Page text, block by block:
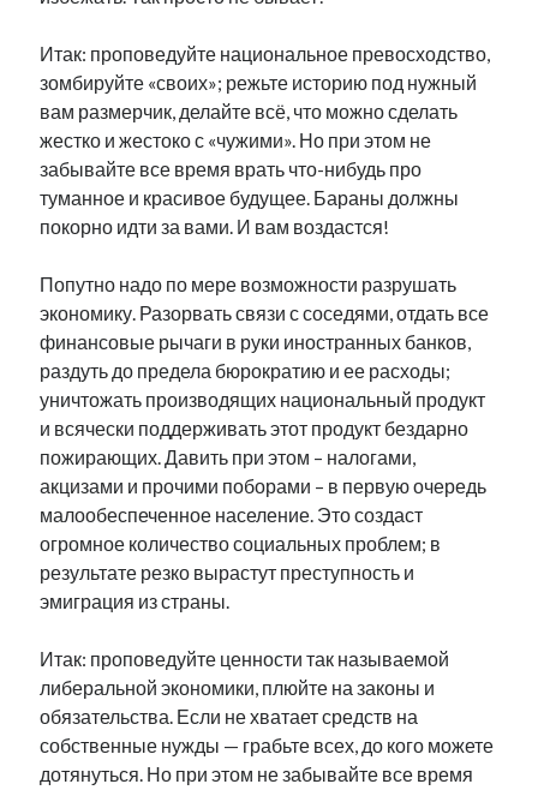
Итак: проповедуйте национальное превосходство,
зомбируйте «своих»; режьте историю под нужный
вам размерчик, делайте всё, что можно сделать
жестко и жестоко с «чужими». Но при этом не
забывайте все время врать что-нибудь про
туманное и красивое будущее. Бараны должны
покорно идти за вами. И вам воздастся!
Попутно надо по мере возможности разрушать
экономику. Разорвать связи с соседями, отдать все
финансовые рычаги в руки иностранных банков,
раздуть до предела бюрократию и ее расходы;
уничтожать производящих национальный продукт
и всячески поддерживать этот продукт бездарно
пожирающих. Давить при этом – налогами,
акцизами и прочими поборами – в первую очередь
малообеспеченное население. Это создаст
огромное количество социальных проблем; в
результате резко вырастут преступность и
эмиграция из страны.
Итак: проповедуйте ценности так называемой
либеральной экономики, плюйте на законы и
обязательства. Если не хватает средств на
собственные нужды — грабьте всех, до кого можете
дотянуться. Но при этом не забывайте все время